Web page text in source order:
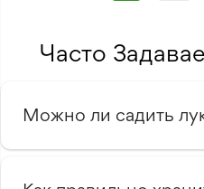
Часто
Можно ли садить